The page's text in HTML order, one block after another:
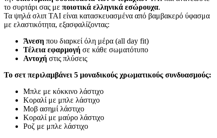
€22.50.είναι:
€22.00.
το συρτάρι σας με ποιοτικά ελληνικά εσώρουχα.
Τα ψηλά σλιπ TAI είναι κατασκευασμένα από βαμβακερό ύφασμα
με ελαστικότητα, εξασφαλίζοντας:
Άνεση που διαρκεί όλη μέρα (all day fit)
Τέλεια εφαρμογή σε κάθε σωματότυπο
Αντοχή στις πλύσεις
Το σετ περιλαμβάνει 5 μοναδικούς χρωματικούς συνδυασμούς:
Μπλε με κόκκινο λάστιχο
Κοραλί με μπλε λάστιχο
Μοβ ασημί λάστιχο
Κοραλί με μαύρο λάστιχο
Ροζ με μπλε λάστιχο